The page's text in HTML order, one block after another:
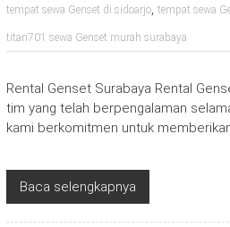
tempat sewa Genset di sidoarjo, tempat sewa
titan701 sewa Genset murah surabaya
Rental Genset Surabaya Rental
tim yang telah berpengalaman
kami berkomitmen untuk
Baca selengkapnya